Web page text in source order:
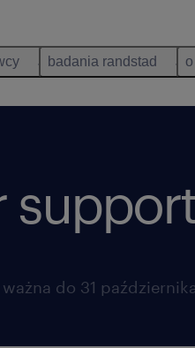
badania randstad
ważna do 31